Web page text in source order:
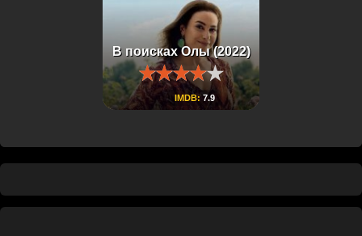
В поисках Олы (2022)
IMDB: 7.9